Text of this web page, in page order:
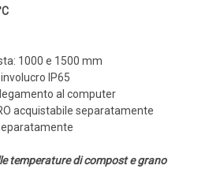
1000 e 1500 mm
IP65
al computer
acquistabile separatamente
temperature di compost e grano